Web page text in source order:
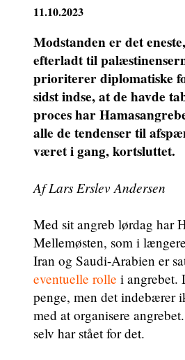
11.10.2023
Modstanden er det
efterladt til
prioriterer diplomatiske
sidst indse, at de havde
proces har
alle de tendenser til
været i gang, kortsluttet.
Af Lars Erslev Andersen
Med sit angreb lørdag har
Mellemøsten, som i
Iran og Saudi-Arabien er
eventuelle rolle i angrebet.
penge, men det indebærer
med at organisere
selv har stået for det.